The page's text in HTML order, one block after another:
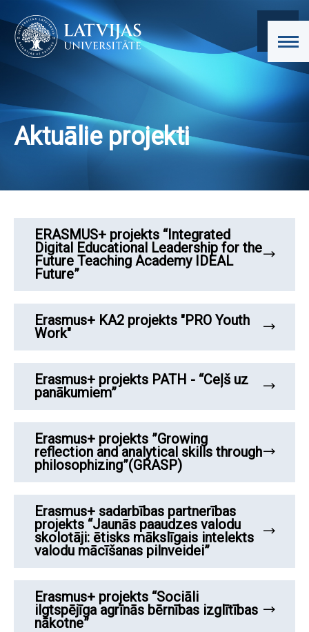
Aktuālie projekti
ERASMUS+ projekts “Integrated
Digital Educational Leadership for the
Future Teaching Academy IDEAL
Future”
Erasmus+ KA2 projekts "PRO Youth
Work"
Erasmus+ projekts PATH - “Ceļš uz
panākumiem”
Erasmus+ projekts ”Growing
reflection and analytical skills through
philosophizing”(GRASP)
Erasmus+ sadarbības partnerības
projekts “Jaunās paaudzes valodu
skolotāji: ētisks mākslīgais intelekts
valodu mācīšanas pilnveidei”
Erasmus+ projekts “Sociāli
ilgtspējīga agrīnās bērnības izglītības
nākotne”